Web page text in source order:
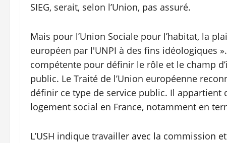
SIEG, serait, selon l’Union, pas assuré.
Mais pour l’Union Sociale pour l’habitat, la
européen par l'UNPI à des fins idéologiques
compétente pour définir le rôle et le champ
public. Le Traité de l’Union européenne
définir ce type de service public. Il
logement social en France, notamment en
L’USH indique travailler avec la commission